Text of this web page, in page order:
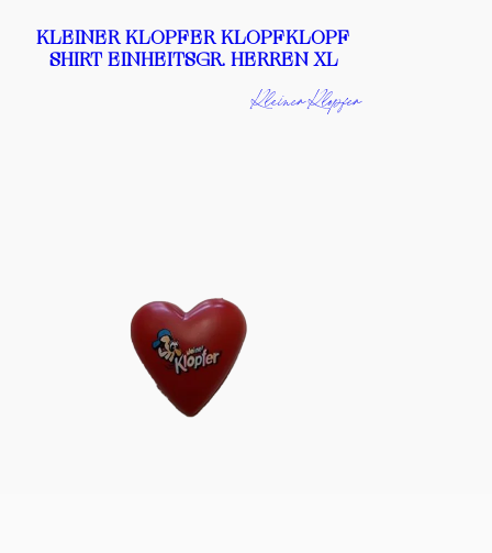
KLEINER KLOPFER KLOPFKLOPF
SHIRT EINHEITSGR. HERREN XL
Kleiner Klopfer